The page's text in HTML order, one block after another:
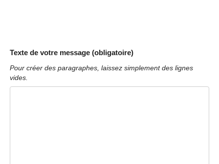
Texte de votre message (obligatoire)
Pour créer des paragraphes, laissez simplement des lignes
vides.